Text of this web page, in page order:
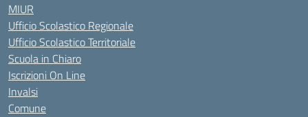
MIUR
Ufficio Scolastico Regionale
Ufficio Scolastico Territoriale
Scuola in Chiaro
Iscrizioni On Line
Invalsi
Comune